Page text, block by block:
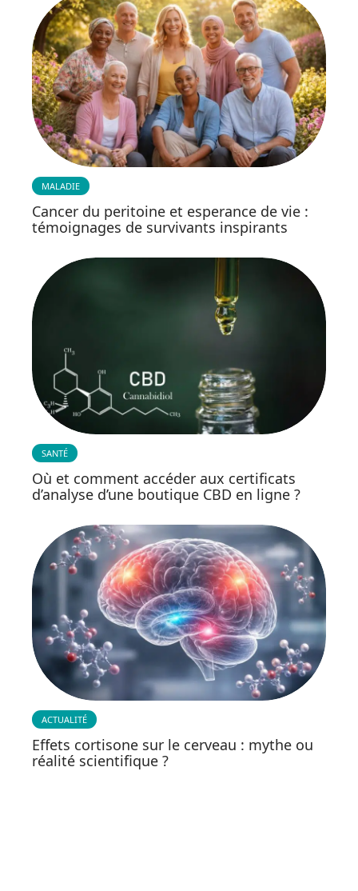
MALADIE
Cancer du peritoine et esperance de vie :
témoignages de survivants inspirants
SANTÉ
Où et comment accéder aux certificats
d’analyse d’une boutique CBD en ligne ?
ACTUALITÉ
Effets cortisone sur le cerveau : mythe ou
réalité scientifique ?